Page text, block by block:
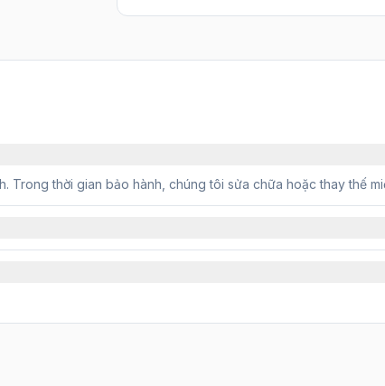
Trong thời gian bảo hành, chúng tôi sửa chữa hoặc thay thế